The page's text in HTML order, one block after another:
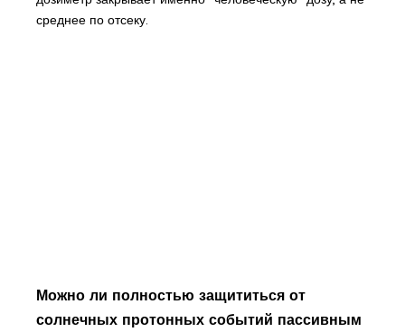
среднее по отсеку.
Можно ли полностью защититься от
солнечных протонных событий пассивным